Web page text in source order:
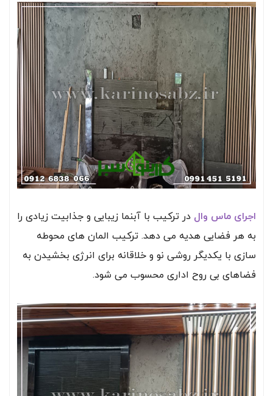
اجرای ماس وال در ترکیب با آبنما زیبایی و جذابیت زیادی را
به هر فضایی هدیه می دهد. ترکیب المان های محوطه
سازی با یکدیگر روشی نو و خلاقانه برای انرژی بخشیدن به
فضاهای بی روح اداری محسوب می شود.